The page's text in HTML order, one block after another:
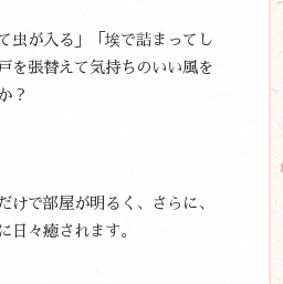
虫が入る」「埃で詰まってし
を張替えて気持ちのいい風を
？
けで部屋が明るく、さらに、
日々癒されます。